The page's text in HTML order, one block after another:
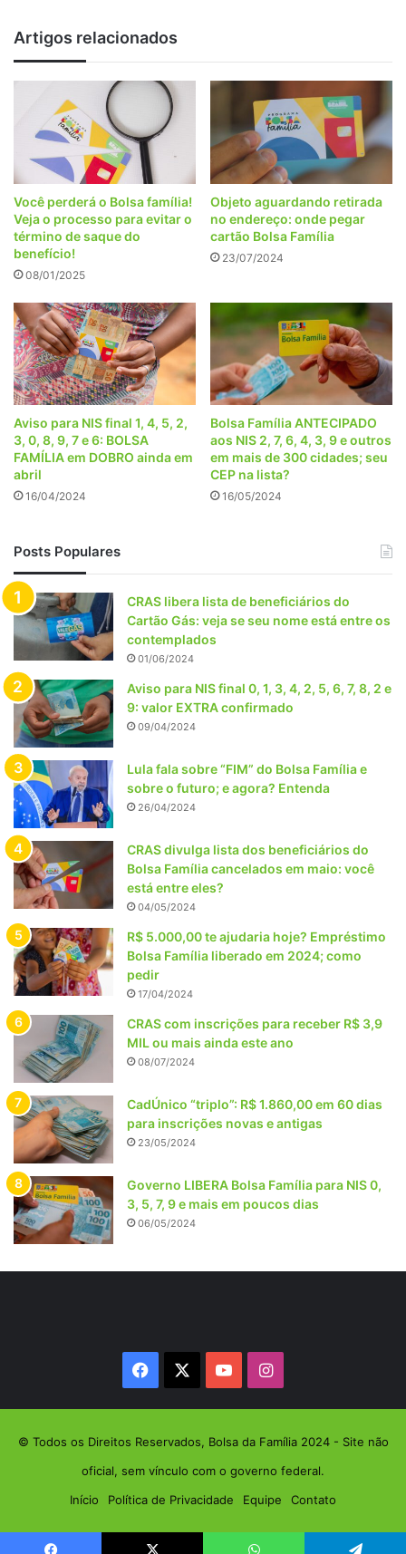
Artigos relacionados
Você perderá o Bolsa família!
Veja o processo para evitar o
término de saque do
benefício!
08/01/2025
Objeto aguardando retirada
no endereço: onde pegar
cartão Bolsa Família
23/07/2024
Aviso para NIS final 1, 4, 5, 2,
3, 0, 8, 9, 7 e 6: BOLSA
FAMÍLIA em DOBRO ainda em
abril
16/04/2024
Bolsa Família ANTECIPADO
aos NIS 2, 7, 6, 4, 3, 9 e outros
em mais de 300 cidades; seu
CEP na lista?
16/05/2024
Posts Populares
CRAS libera lista de beneficiários do
Cartão Gás: veja se seu nome está entre os
contemplados
01/06/2024
Aviso para NIS final 0, 1, 3, 4, 2, 5, 6, 7, 8, 2 e
9: valor EXTRA confirmado
09/04/2024
Lula fala sobre “FIM” do Bolsa Família e
sobre o futuro; e agora? Entenda
26/04/2024
CRAS divulga lista dos beneficiários do
Bolsa Família cancelados em maio: você
está entre eles?
04/05/2024
R$ 5.000,00 te ajudaria hoje? Empréstimo
Bolsa Família liberado em 2024; como
pedir
17/04/2024
CRAS com inscrições para receber R$ 3,9
MIL ou mais ainda este ano
08/07/2024
CadÚnico “triplo”: R$ 1.860,00 em 60 dias
para inscrições novas e antigas
23/05/2024
Governo LIBERA Bolsa Família para NIS 0,
3, 5, 7, 9 e mais em poucos dias
06/05/2024
Facebook YouTubeInstagram
© Todos os Direitos Reservados, Bolsa da Família 2024 - Site não
oficial, sem vínculo com o governo federal.
Início
Política de Privacidade Equipe Contato